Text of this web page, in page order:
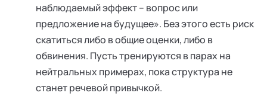
наблюдаемый эффект – вопрос или
предложение на будущее». Без этого есть риск
скатиться либо в общие оценки, либо в
обвинения. Пусть тренируются в парах на
нейтральных примерах, пока структура не
станет речевой привычкой.